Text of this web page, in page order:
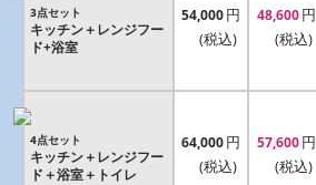
3点セット
キッチン＋レンジフー
ド+浴室
54,000円
(税込)
48,600 円
(税込)
4点セット
キッチン＋レンジフー
ド＋浴室＋トイレ
64,000円
(税込)
57,600 円
(税込)